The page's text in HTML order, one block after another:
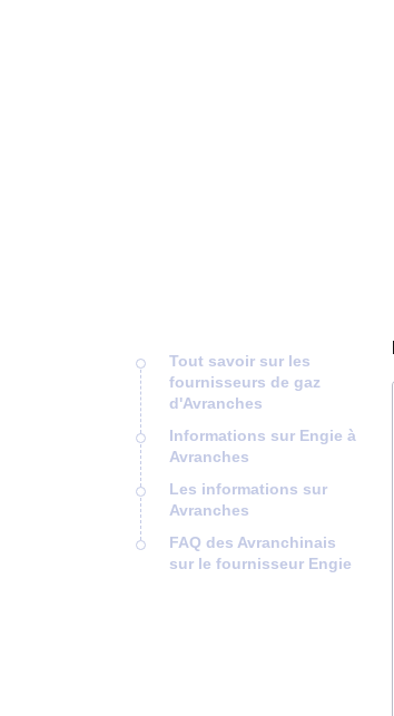
Tout savoir sur les
fournisseurs de gaz
d'Avranches
Informations sur Engie à
Avranches
Les informations sur
Avranches
FAQ des Avranchinais
sur le fournisseur Engie